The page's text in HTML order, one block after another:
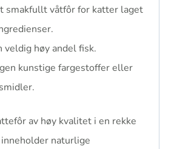
smakfullt våtfôr for katter laget
veldig høy andel fisk.
kunstige fargestoffer eller
av høy kvalitet i en rekke
naturlige